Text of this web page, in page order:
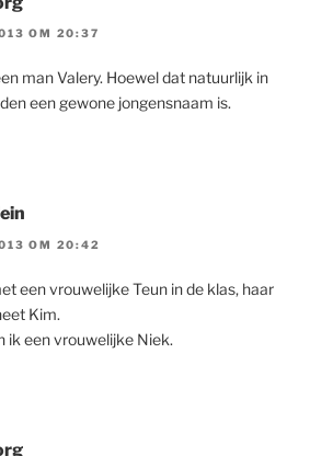
OM 20:37
man Valery. Hoewel dat natuurlijk in
een gewone jongensnaam is.
OM 20:42
een vrouwelijke Teun in de klas, haar
Kim.
ik een vrouwelijke Niek.